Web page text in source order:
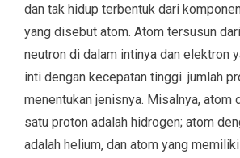
dan tak hidup terbentuk dari
yang disebut atom. Atom tersusun
neutron di dalam intinya dan elektron
inti dengan kecepatan tinggi. jumlah
menentukan jenisnya. Misalnya, atom
satu proton adalah hidrogen; atom
adalah helium, dan atom yang